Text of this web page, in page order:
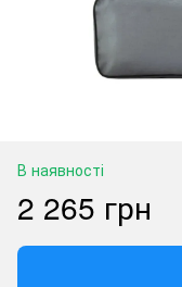
В наявності
2 265 грн